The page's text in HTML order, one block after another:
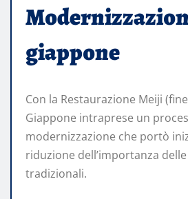
giappone
Con la Restaurazione Meiji
Giappone intraprese un
modernizzazione che portò
riduzione dell’importanza
tradizionali.